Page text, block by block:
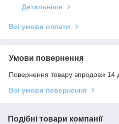
Детальніше
Всі умови оплати
Умови повернення
Повернення товару впродовж 14
Всі умови повернення
Подібні товари компанії